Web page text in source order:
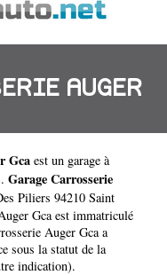
AUGER
Gca est un garage à
Garage Carrosserie
Piliers 94210 Saint
Gca est immatriculé
Auger Gca a
sous la statut de la
indication).